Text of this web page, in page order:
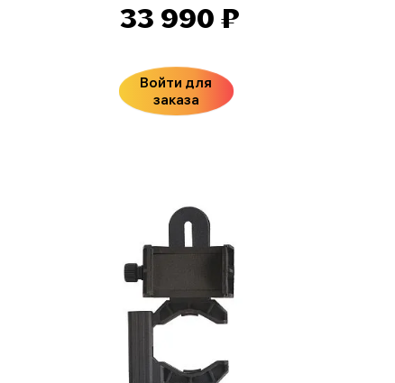
33 990 ₽
Войти для
заказа